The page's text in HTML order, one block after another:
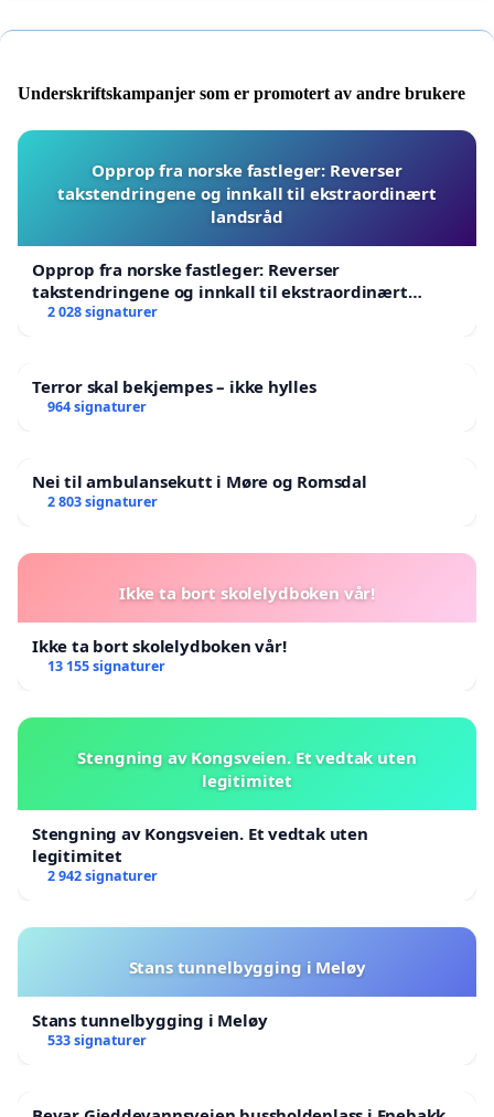
Underskriftskampanjer som er promotert av andre brukere
Opprop fra norske fastleger: Reverser
takstendringene og innkall til ekstraordinært
landsråd
Opprop fra norske fastleger: Reverser
takstendringene og innkall til ekstraordinært
landsråd
2 028 signaturer
Terror skal bekjempes – ikke hylles
964 signaturer
Nei til ambulansekutt i Møre og Romsdal
2 803 signaturer
Ikke ta bort skolelydboken vår!
Ikke ta bort skolelydboken vår!
13 155 signaturer
Stengning av Kongsveien. Et vedtak uten
legitimitet
Stengning av Kongsveien. Et vedtak uten
legitimitet
2 942 signaturer
Stans tunnelbygging i Meløy
Stans tunnelbygging i Meløy
533 signaturer